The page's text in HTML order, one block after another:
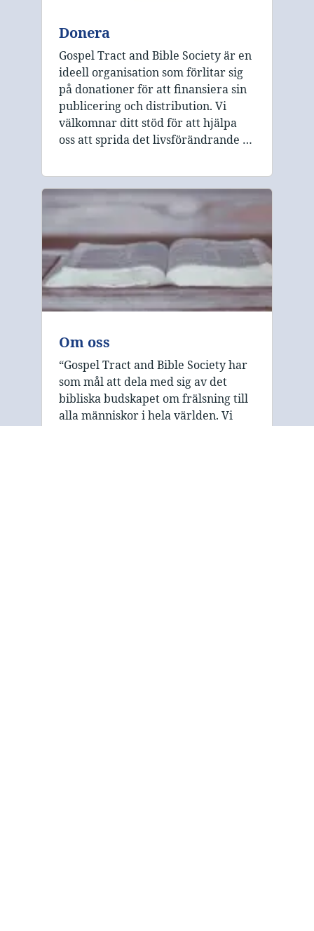
Donera
Gospel Tract and Bible Society är en
ideell organisation som förlitar sig
på donationer för att finansiera sin
publicering och distribution. Vi
välkomnar ditt stöd för att hjälpa
oss att sprida det livsförändrande …
Om oss
“Gospel Tract and Bible Society har
som mål att dela med sig av det
bibliska budskapet om frälsning till
alla människor i hela världen. Vi